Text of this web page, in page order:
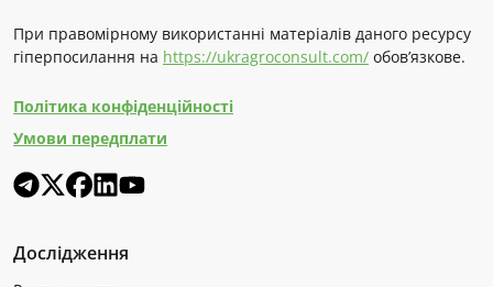
При правомірному використанні матеріалів даного ресурсу
гіперпосилання на https://ukragroconsult.com/ обов’язкове.
Політика конфіденційності
Умови передплати
Дослідження